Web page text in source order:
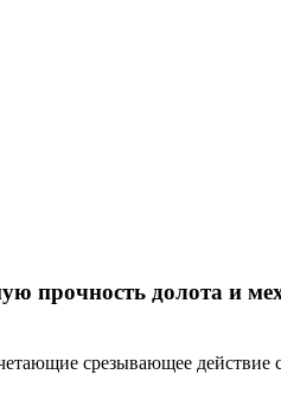
прочность долота и
срезывающее действие